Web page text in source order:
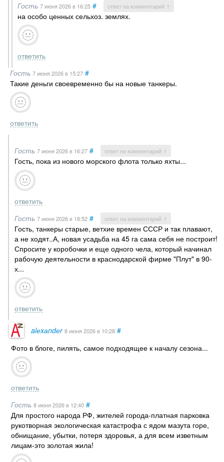
Гость 7 июня 2026в 16:25 # ответ на комментарий ↑
на особо ценных сельхоз. землях.
ответить
Гость 7 июня 2026в 15:27 #
Такие деньги своевременно бы на новые танкеры.
ответить
Гость 7 июня 2026в 16:27 # ответ на комментарий ↑
Гость, пока из нового морского флота только яхты...
ответить
Гость 7 июня 2026в 18:52 # ответ на комментарий ↑
Гость, танкеры старые, ветхие времен СССР и так плавают,
а не ходят..А, новая усадьба на 45 га сама себя не построит!
Спросите у коробочки и еще одного чела, который начинал
рабочую деятельности в краснодарской фирме "Плут" в 90-
х...
ответить
alеxаndеr 8 июня 2026в 10:28 #
Фото в блоге, пилять, самое подходящее к началу сезона...
ответить
Гость 8 июня 2026в 12:40 #
Для простого народа РФ, жителей города-платная парковка
рукотворная экологическая катастрофа с ядом мазута горе,
обнищание, убытки, потеря здоровья, а для всем изветным
лицам-это золотая жила!